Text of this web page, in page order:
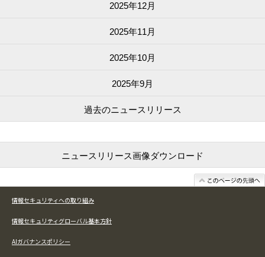
2025年12月
2025年11月
2025年10月
2025年9月
過去のニュースリリース
ニュースリリース画像ダウンロード
情報セキュリティへの取り組み
情報セキュリティグローバル基本方針
AIガバナンスポリシー